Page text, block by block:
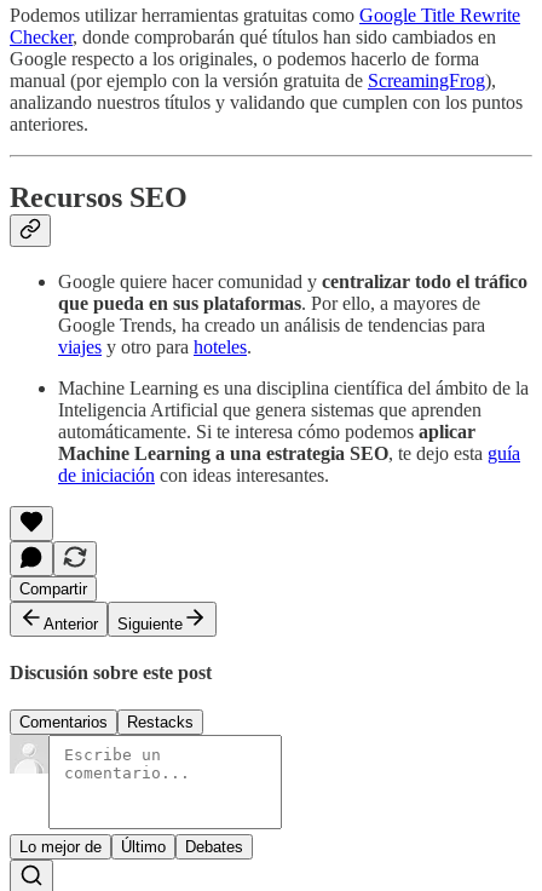
Podemos utilizar herramientas gratuitas como Google Title Rewrite
Checker, donde comprobarán qué títulos han sido cambiados en
Google respecto a los originales, o podemos hacerlo de forma
manual (por ejemplo con la versión gratuita de ScreamingFrog),
analizando nuestros títulos y validando que cumplen con los puntos
anteriores.
Recursos SEO
Google quiere hacer comunidad y centralizar todo el tráfico
que pueda en sus plataformas. Por ello, a mayores de
Google Trends, ha creado un análisis de tendencias para
viajes y otro para hoteles.
Machine Learning es una disciplina científica del ámbito de la
Inteligencia Artificial que genera sistemas que aprenden
automáticamente. Si te interesa cómo podemos aplicar
Machine Learning a una estrategia SEO, te dejo esta guía
de iniciación con ideas interesantes.
Compartir
Anterior
Siguiente
Discusión sobre este post
Comentarios Restacks
Lo mejor de Último Debates